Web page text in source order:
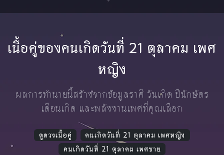
เนื้อคู่ของคนเกิดวันที่ 21 ตุลาคม เพศ
หญิง
ผลการทำนายนี้สร้างจากข้อมูลราศี วันเกิด ปีนักษัตร
เดือนเกิด และพลังงานเพศที่คุณเลือก
ดูดวงเนื้อคู่
คนเกิดวันที่ 21 ตุลาคม เพศหญิง
คนเกิดวันที่ 21 ตุลาคม เพศชาย